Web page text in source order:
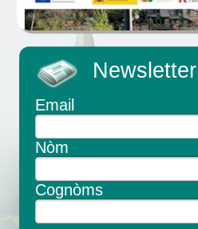
Newsletter
Email
Nòm
Cognòms